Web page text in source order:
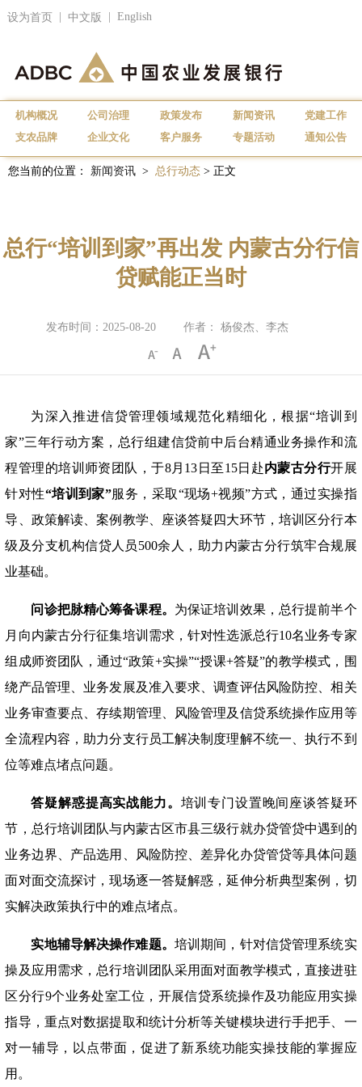
设为首页 中文版 English
机构概况 公司治理 政策发布 新闻资讯
党建工作
支农品牌
企业文化 客户服务 专题活动 通知公告
您当前的位置： 新闻资讯 > 总行动态 > 正文
总行“培训到家”再出发 内蒙古分行信
贷赋能正当时
发布时间：2025-08-20 作者： 杨俊杰、李杰
为深入推进信贷管理领域规范化精细化，根据“培训到
家”三年行动方案，总行组建信贷前中后台精通业务操作和流
程管理的培训师资团队，于8月13日至15日赴内蒙古分行开展
针对性“培训到家”服务，采取“现场+视频”方式，通过实操指
导、政策解读、案例教学、座谈答疑四大环节，培训区分行本
级及分支机构信贷人员500余人，助力内蒙古分行筑牢合规展
业基础。
问诊把脉精心筹备课程。 为保证培训效果，总行提前半个
月向内蒙古分行征集培训需求，针对性选派总行10名业务专家
组成师资团队，通过“政策+实操”“授课+答疑”的教学模式，围
绕产品管理、业务发展及准入要求、调查评估风险防控、相关
业务审查要点、存续期管理、风险管理及信贷系统操作应用等
全流程内容，助力分支行员工解决制度理解不统一、执行不到
位等难点堵点问题。
答疑解惑提高实战能力。 培训专门设置晚间座谈答疑环
节，总行培训团队与内蒙古区市县三级行就办贷管贷中遇到的
业务边界、产品选用、风险防控、差异化办贷管贷等具体问题
面对面交流探讨，现场逐一答疑解惑，延伸分析典型案例，切
实解决政策执行中的难点堵点。
实地辅导解决操作难题。 培训期间，针对信贷管理系统实
操及应用需求，总行培训团队采用面对面教学模式，直接进驻
区分行9个业务处室工位，开展信贷系统操作及功能应用实操
指导，重点对数据提取和统计分析等关键模块进行手把手、一
对一辅导，以点带面，促进了新系统功能实操技能的掌握应
用。